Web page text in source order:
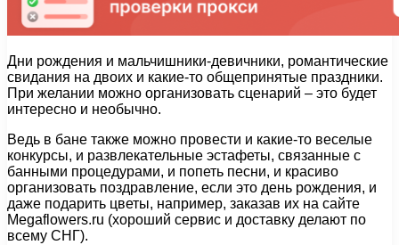
Дни рождения и мальчишники-девичники, романтические
свидания на двоих и какие-то общепринятые праздники.
При желании можно организовать сценарий – это будет
интересно и необычно.
Ведь в бане также можно провести и какие-то веселые
конкурсы, и развлекательные эстафеты, связанные с
банными процедурами, и попеть песни, и красиво
организовать поздравление, если это день рождения, и
даже подарить цветы, например, заказав их на сайте
Megaflowers.ru (хороший сервис и доставку делают по
всему СНГ).